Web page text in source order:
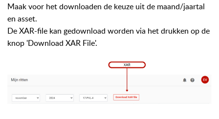
Maak voor het downloaden de keuze uit de maand/jaartal
en asset.
De XAR-file kan gedownload worden via het drukken op de
knop 'Download XAR File'.